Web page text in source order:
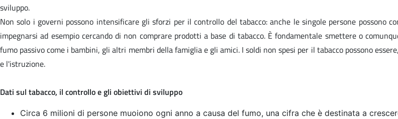
sviluppo.
Non solo i governi possono intensificare gli sforzi per il controllo del tabacco: anche le singole persone possono
impegnarsi ad esempio cercando di non comprare prodotti a base di tabacco. È fondamentale smettere o
fumo passivo come i bambini, gli altri membri della famiglia e gli amici. I soldi non spesi per il tabacco possono
e l'istruzione.
Dati sul tabacco, il controllo e gli obiettivi di sviluppo
Circa 6 milioni di persone muoiono ogni anno a causa del fumo, una cifra che è destinata a